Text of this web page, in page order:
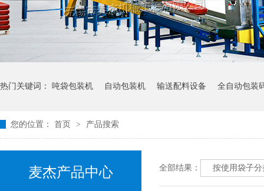
热门关键词： 吨袋包装机 自动包装机 输送配料设备 全自动包装
您的位置： 首页 > 产品搜索
麦杰产品中心 全部结果： 按使用袋子分